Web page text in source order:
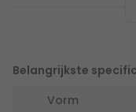
winterafdekking vaak
Kenmerken
Belangrijkste
Vorm